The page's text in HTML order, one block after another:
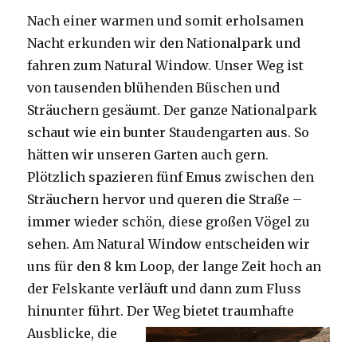
Nach einer warmen und somit erholsamen
Nacht erkunden wir den Nationalpark und
fahren zum Natural Window. Unser Weg ist
von tausenden blühenden Büschen und
Sträuchern gesäumt. Der ganze Nationalpark
schaut wie ein bunter Staudengarten aus. So
hätten wir unseren Garten auch gern.
Plötzlich spazieren fünf Emus zwischen den
Sträuchern hervor und queren die Straße –
immer wieder schön, diese großen Vögel zu
sehen. Am Natural Window entscheiden wir
uns für den 8 km Loop, der lange Zeit hoch an
der Felskante verläuft und dann zum Fluss
hinunter führt. Der Weg bietet traumhafte
Ausblicke, die